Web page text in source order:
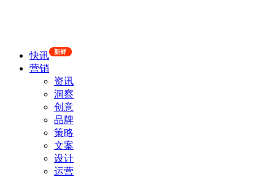
快讯 新鲜
营销
资讯
洞察
创意
品牌
策略
文案
设计
运营